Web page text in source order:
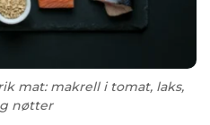
mat: makrell i tomat, laks,
nøtter